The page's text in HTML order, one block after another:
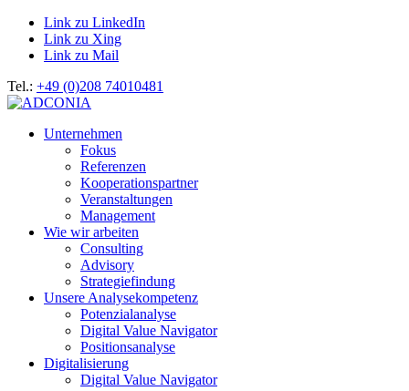
Link zu LinkedIn
Link zu Xing
Link zu Mail
Tel.: +49 (0)208 74010481
Unternehmen
Fokus
Referenzen
Kooperationspartner
Veranstaltungen
Management
Wie wir arbeiten
Consulting
Advisory
Strategiefindung
Unsere Analysekompetenz
Potenzialanalyse
Digital Value Navigator
Positionsanalyse
Digitalisierung
Digital Value Navigator